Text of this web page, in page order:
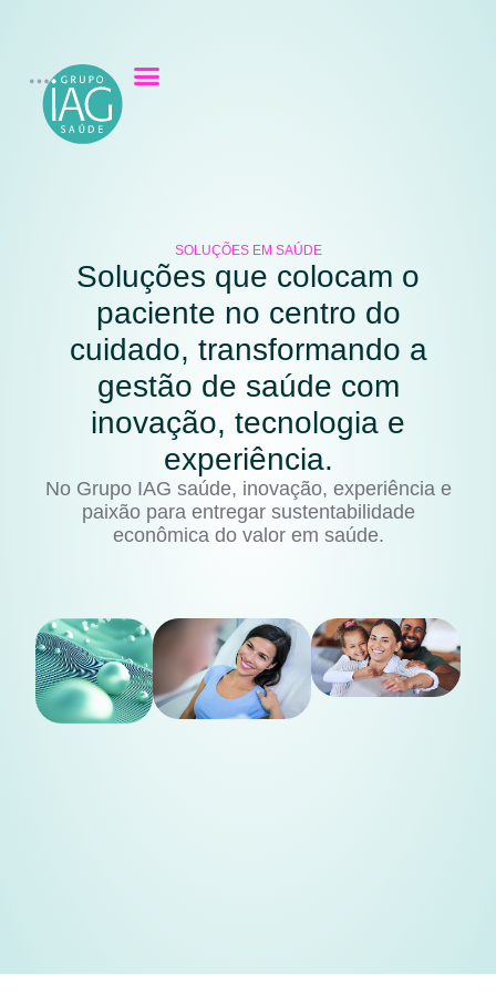
SOLUÇÕES EM SAÚDE
Soluções que colocam o
paciente no centro do
cuidado, transformando a
gestão de saúde com
inovação, tecnologia e
experiência.
No Grupo IAG saúde, inovação, experiência e
paixão para entregar sustentabilidade
econômica do valor em saúde.